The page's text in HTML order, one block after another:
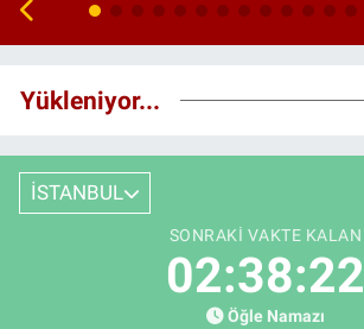
Yükleniyor...
İSTANBUL
SONRAKI VAKTE KALAN
02:38:21
Öğle Namazı